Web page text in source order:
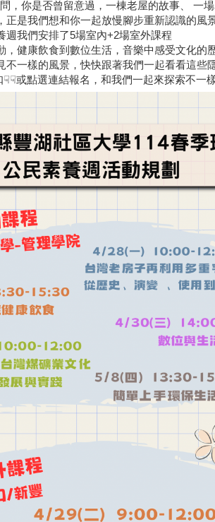
，你是否曾留意過，一棟老屋的故事、 一
是我們想和你一起放慢腳步重新認識的風景
週我們安排了5場室內+2場室外課程
，健康飲食到數位生活，音樂中感受文化的
不一樣的風景，快快跟著我們一起看看這些
☟☟或點選連結報名，和我們一起來探索不一